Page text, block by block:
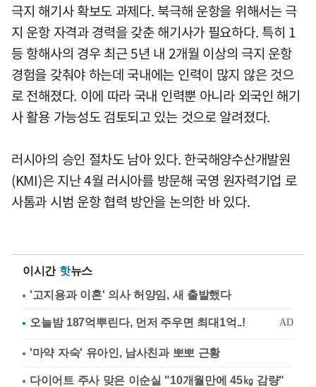
극지 해기사 확보도 과제다. 북극해 운항을 위해서는 극
지 운항 자격과 경력을 갖춘 해기사가 필요하다. 특히 1
등 항해사의 경우 최근 5년 내 2개월 이상의 극지 운항
경험을 갖춰야 하는데 국내에는 인력이 많지 않은 것으
로 전해졌다. 이에 따라 국내 인력뿐 아니라 외국인 해기
사 활용 가능성도 검토되고 있는 것으로 알려졌다.
러시아의 승인 절차도 남아 있다. 한국해양수산개발원
(KMI)은 지난 4월 러시아를 방문해 국영 원자력기업 로
사톰과 시범 운항 협력 방안을 논의한 바 있다.
이시간 핫뉴스
'고지용과 이혼' 의사 허양임, 새 출발했다
'마약 자숙' 유아인, 남사친과 뽀뽀 근황
다이어트 주사 맞은 이순실 "10개월만에 45㎏ 감량"